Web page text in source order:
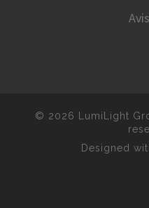
© 2026 LumiLight
Designed